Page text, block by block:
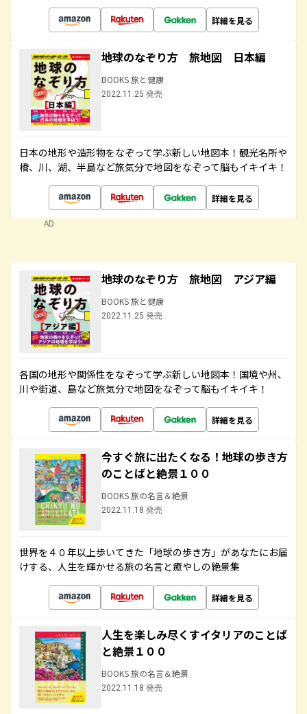
詳細を見る
地球のなぞり方 旅地図 日本編
BOOKS 旅と健康
2022.11.25 発売
日本の地形や造形物をなぞって学ぶ新しい地図本！観光名所や
橋、川、湖、半島など旅気分で地図をなぞって脳もイキイキ！
詳細を見る
AD
地球のなぞり方 旅地図 アジア編
BOOKS 旅と健康
2022.11.25 発売
各国の地形や関係性をなぞって学ぶ新しい地図本！国境や州、
川や街道、島など旅気分で地図をなぞって脳もイキイキ！
詳細を見る
今すぐ旅に出たくなる！地球の歩き方
のことばと絶景１００
BOOKS 旅の名言＆絶景
2022.11.18 発売
世界を４０年以上歩いてきた「地球の歩き方」があなたにお届
けする、人生を輝かせる旅の名言と癒やしの絶景集
詳細を見る
人生を楽しみ尽くすイタリアのことば
と絶景１００
BOOKS 旅の名言＆絶景
2022.11.18 発売